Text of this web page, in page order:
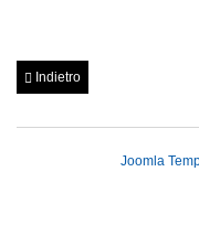
Indietro
Joomla